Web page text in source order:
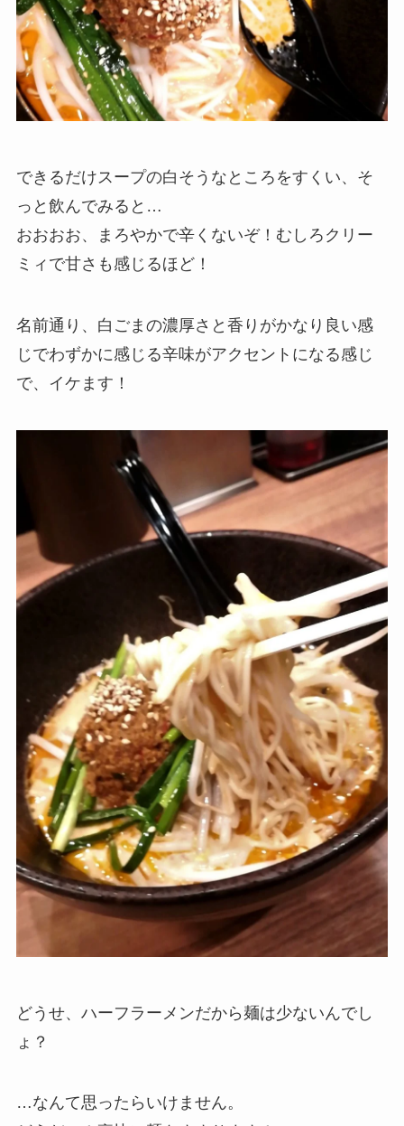
できるだけスープの白そうなところをすくい、そ
っと飲んでみると…
おおおお、まろやかで辛くないぞ！むしろクリー
ミィで甘さも感じるほど！
名前通り、白ごまの濃厚さと香りがかなり良い感
じでわずかに感じる辛味がアクセントになる感じ
で、イケます！
どうせ、ハーフラーメンだから麺は少ないんでし
ょ？
…なんて思ったらいけません。